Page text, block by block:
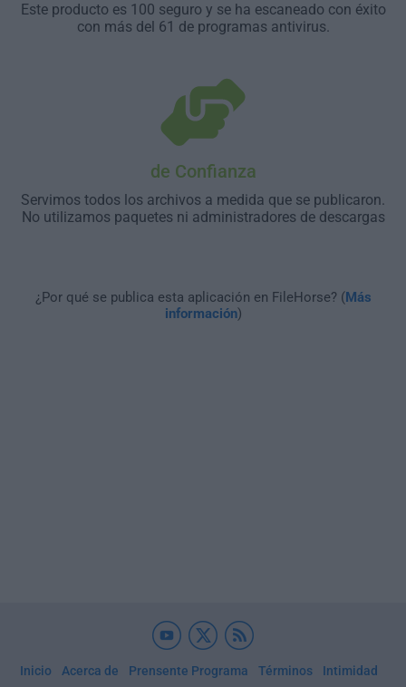
Este producto es 100 seguro y se ha escaneado con éxito
con más del 61 de programas antivirus.
de Confianza
Servimos todos los archivos a medida que se publicaron.
No utilizamos paquetes ni administradores de descargas
¿Por qué se publica esta aplicación en FileHorse? (Más
información)
Inicio Acerca de Prensente Programa Términos
Intimidad